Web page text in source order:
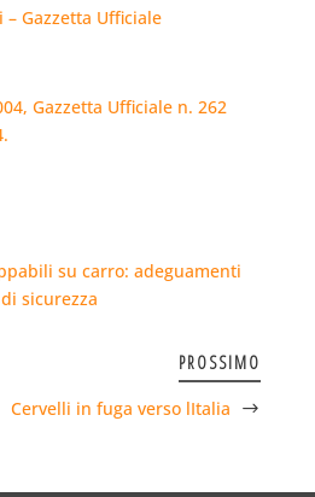
– Gazzetta Ufficiale
Gazzetta Ufficiale n. 262
su carro: adeguamenti
sicurezza
PROSSIMO
Cervelli in fuga verso lItalia